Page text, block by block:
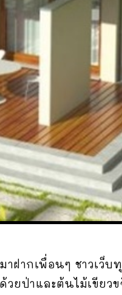
มาฝากเพื่อนๆ ชาวเว็
ป่าและต้นไม้เขียว